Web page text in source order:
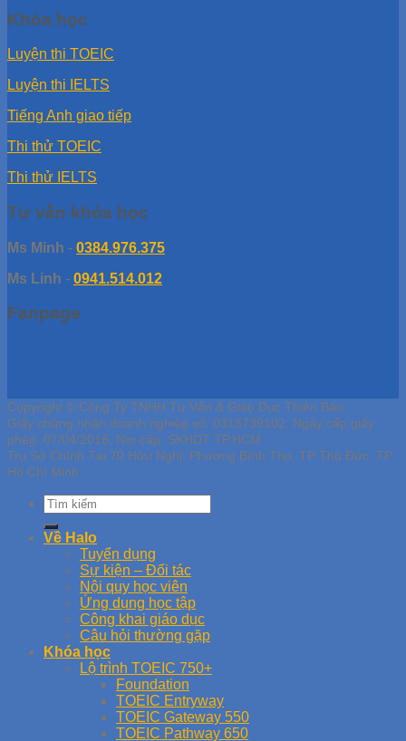
Khóa học
Luyện thi TOEIC
Luyện thi IELTS
Tiếng Anh giao tiếp
Thi thử TOEIC
Thi thử IELTS
Tư vấn khóa học
Ms Minh - 0384.976.375
Ms Linh - 0941.514.012
Fanpage
Copyright © Công Ty TNHH Tư Vấn & Giáo Dục Thiên Bảo
Giấy chứng nhận doanh nghiệp số: 0313739102, Ngày cấp giấy
phép: 07/04/2016, Nơi cấp: SKHDT TP.HCM
Trụ Sở Chính Tại 70 Hữu Nghị, Phường Bình Thọ, TP Thủ Đức, TP
Hồ Chí Minh
Về Halo
Tuyển dụng
Sự kiện – Đối tác
Nội quy học viên
Ứng dụng học tập
Công khai giáo dục
Câu hỏi thường gặp
Khóa học
Lộ trình TOEIC 750+
Foundation
TOEIC Entryway
TOEIC Gateway 550
TOEIC Pathway 650